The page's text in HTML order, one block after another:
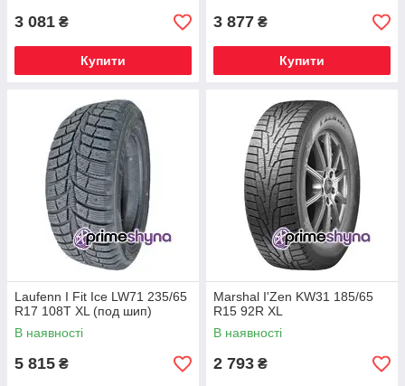
3 081 ₴
Купити
3 877 ₴
Купити
Laufenn I Fit Ice LW71 235/65
R17 108T XL (под шип)
В наявності
5 815 ₴
Marshal I'Zen KW31 185/65
R15 92R XL
В наявності
2 793 ₴